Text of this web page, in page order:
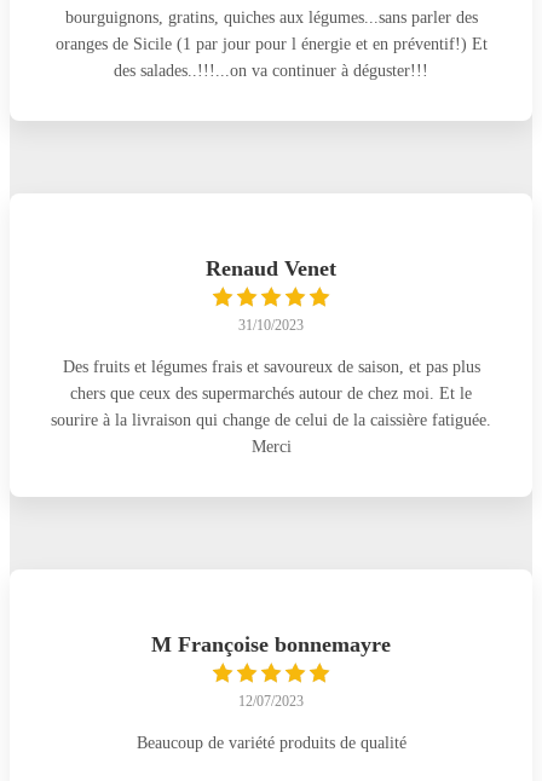
bourguignons, gratins, quiches aux légumes...sans parler des
oranges de Sicile (1 par jour pour l énergie et en préventif!) Et
des salades..!!!...on va continuer à déguster!!!
Renaud Venet
31/10/2023
Des fruits et légumes frais et savoureux de saison, et pas plus
chers que ceux des supermarchés autour de chez moi. Et le
sourire à la livraison qui change de celui de la caissière fatiguée.
Merci
M Françoise bonnemayre
12/07/2023
Beaucoup de variété produits de qualité